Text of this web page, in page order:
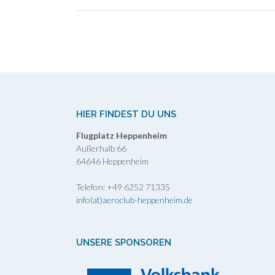
HIER FINDEST DU UNS
Flugplatz Heppenheim
Außerhalb 66
64646 Heppenheim
Telefon: +49 6252 71335
info(at)aeroclub-heppenheim.de
UNSERE SPONSOREN